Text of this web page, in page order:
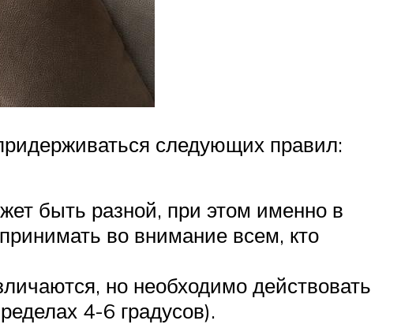
следующих правил:
быть разной, при этом именно в
во внимание всем, кто
но необходимо действовать
4-6 градусов).